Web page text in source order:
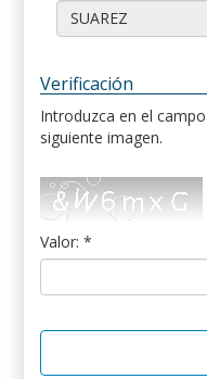
Verificación
Introduzca en el
siguiente imagen.
Valor: *